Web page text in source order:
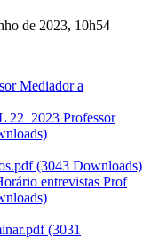
de 2023, 10h54
Mediador a
Professor
(3043 Downloads)
entrevistas Prof
(3031